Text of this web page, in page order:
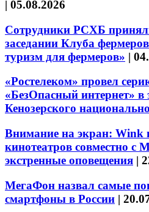
| 05.08.2026
Сотрудники РСХБ
заседании Клуба
туризм для фермеров» |
«Ростелеком» провел
«БезОпасный интернет» в
Кенозерского
Внимание на экран: Wink
кинотеатров совместно с
экстренные оповещения |
МегаФон назвал самые
смартфоны в России |